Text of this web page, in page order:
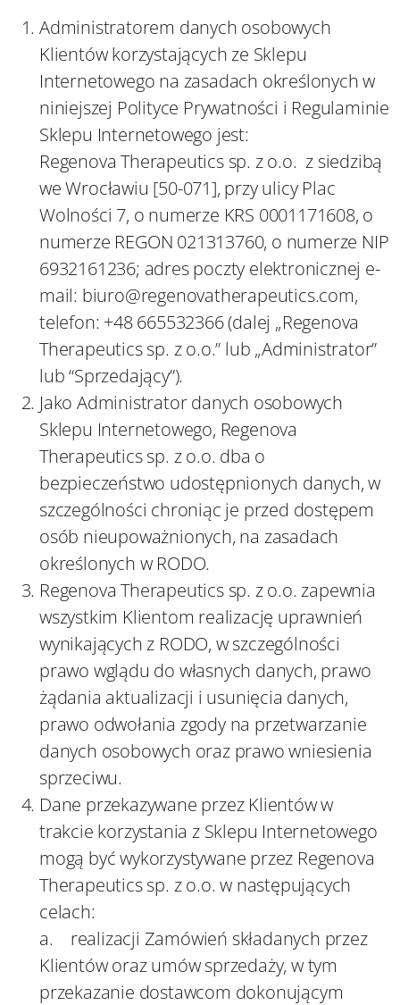
Administratorem danych osobowych
Klientów korzystających ze Sklepu
Internetowego na zasadach określonych w
niniejszej Polityce Prywatności i Regulaminie
Sklepu Internetowego jest:
Regenova Therapeutics sp. z o.o. z siedzibą
we Wrocławiu [50-071], przy ulicy Plac
Wolności 7, o numerze KRS 0001171608, o
numerze REGON 021313760, o numerze NIP
6932161236; adres poczty elektronicznej e-
mail: biuro@regenovatherapeutics.com,
telefon: +48 665532366 (dalej „Regenova
Therapeutics sp. z o.o.” lub „Administrator”
lub “Sprzedający”).
Jako Administrator danych osobowych
Sklepu Internetowego, Regenova
Therapeutics sp. z o.o. dba o
bezpieczeństwo udostępnionych danych, w
szczególności chroniąc je przed dostępem
osób nieupoważnionych, na zasadach
określonych w RODO.
Regenova Therapeutics sp. z o.o. zapewnia
wszystkim Klientom realizację uprawnień
wynikających z RODO, w szczególności
prawo wglądu do własnych danych, prawo
żądania aktualizacji i usunięcia danych,
prawo odwołania zgody na przetwarzanie
danych osobowych oraz prawo wniesienia
sprzeciwu.
Dane przekazywane przez Klientów w
trakcie korzystania z Sklepu Internetowego
mogą być wykorzystywane przez Regenova
Therapeutics sp. z o.o. w następujących
celach:
a. realizacji Zamówień składanych przez
Klientów oraz umów sprzedaży, w tym
przekazanie dostawcom dokonującym